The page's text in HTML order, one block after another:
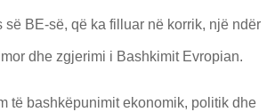
BE-së, që ka filluar në korrik, një ndër
dhe zgjerimi i Bashkimit Evropian.
të bashkëpunimit ekonomik, politik dhe